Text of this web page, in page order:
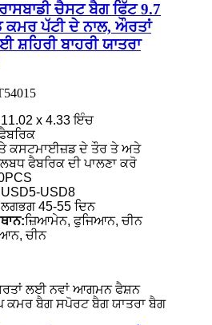
ਚੈਸਟ ਬੈਗ ਫਿੱਟ 9.7
ਪੱਟੀ ਦੇ ਨਾਲ, ਔਰਤਾਂ
ਸ਼ਹਿਰੀ ਬਾਹਰੀ ਯਾਤਰਾ
x 4.33 ਇੰਚ
ਕਸਟਮਾਈਜ਼ਡ ਦੇ ਤੌਰ ਤੇ ਅਤੇ
ਫੈਬਰਿਕ ਦੀ ਪਾਲਣਾ ਕਰੋ
USD8
ਲਗਭਗ 45-55 ਦਿਨ
ਜ਼ਿਆਮੇਨ, ਫੁਜਿਆਨ, ਚੀਨ
ਚੀਨ